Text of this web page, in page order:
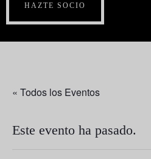
HAZTE SOCIO
« Todos los Eventos
Este evento ha pasado.